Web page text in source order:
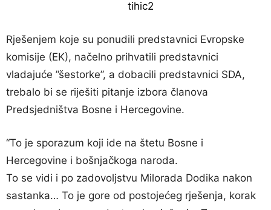
Rješenjem koje su ponudili predstavnici Evropske
komisije (EK), načelno prihvatili predstavnici
vladajuće ”šestorke”, a dobacili predstavnici SDA,
trebalo bi se riješiti pitanje izbora članova
Predsjedništva Bosne i Hercegovine.
“To je sporazum koji ide na štetu Bosne i
Hercegovine i bošnjačkoga naroda.
To se vidi i po zadovoljstvu Milorada Dodika nakon
sastanka… To je gore od postojećeg rješenja, korak